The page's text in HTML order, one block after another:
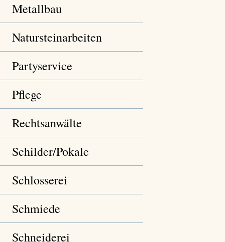
Metallbau
Natursteinarbeiten
Partyservice
Pflege
Rechtsanwälte
Schilder/Pokale
Schlosserei
Schmiede
Schneiderei